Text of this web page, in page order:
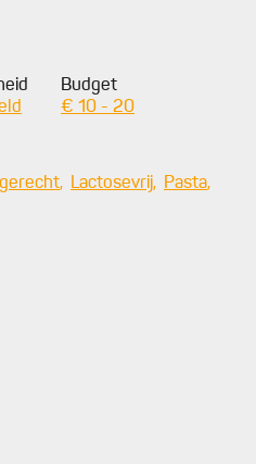
Budget
€ 10 - 20
Lactosevrij
Pasta